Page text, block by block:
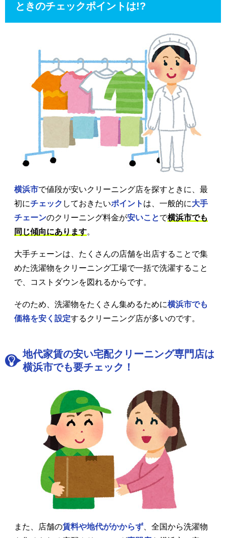
ときのチェックポイントは!?
横浜市で値段が安いクリーニング店を探すときに、最
初にチェック しておきたいポイント は、一般的に大手
チェーンのクリーニング料金が安いことで横浜市でも
同じ傾向にあります。
大手チェーンは、たくさんの店舗を出店することで集
めた洗濯物をクリーニング工場で一括で洗濯すること
で、コストダウンを図れるからです。
そのため、洗濯物をたくさん集めるために横浜市でも
価格を安く設定するクリーニング店が多いのです。
地代家賃の安い宅配クリーニング専門店は
横浜市でも要チェック！
また、店舗の賃料や地代がかからず 、全国から洗濯物